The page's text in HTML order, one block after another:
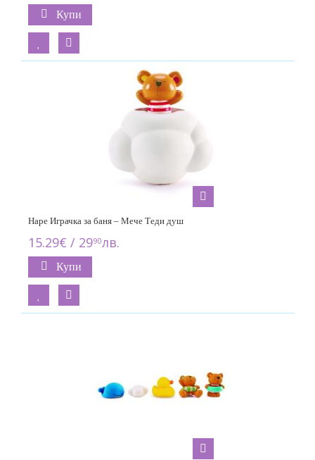
Купи
Hape Играчка за баня – Мече Теди душ
15.29€ / 2990лв.
Купи